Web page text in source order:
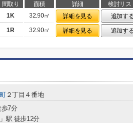
間取り 面積 詳細
検討リス
1K 32.90㎡ 詳細を見る
追加す
1R 32.90㎡ 詳細を見る 追加す
２丁目４番地
7分
」駅 徒歩12分